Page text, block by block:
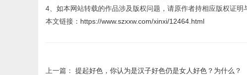
4、如本网站转载的作品涉及版权问题，请原作者持相应版权证明
本文链接： https://www.szxxw.com/xinxi/12464.html
上一篇： 提起好色，你认为是汉子好色仍是女人好色？为什么？